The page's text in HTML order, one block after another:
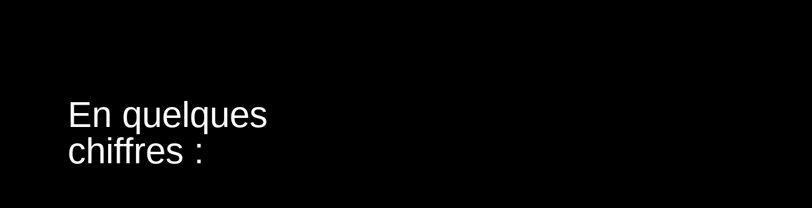
En quelques
chiffres :